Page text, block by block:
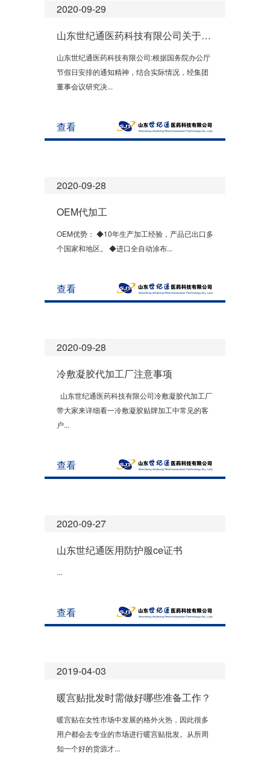
2020-09-29
山东世纪通医药科技有限公司关于2020国庆假期安排
山东世纪通医药科技有限公司:根据国务院办公厅
节假日安排的通知精神，结合实际情况，经集团
董事会议研究决...
查看
2020-09-28
OEM代加工
OEM优势： ◆10年生产加工经验，产品已出口多
个国家和地区。 ◆进口全自动涂布...
查看
2020-09-28
冷敷凝胶代加工厂注意事项
山东世纪通医药科技有限公司冷敷凝胶代加工厂
带大家来详细看一冷敷凝胶贴牌加工中常见的客
户...
查看
2020-09-27
山东世纪通医用防护服ce证书
...
查看
2019-04-03
暖宫贴批发时需做好哪些准备工作？
暖宫贴在女性市场中发展的格外火热，因此很多
用户都会去专业的市场进行暖宫贴批发。从所周
知一个好的货源才...